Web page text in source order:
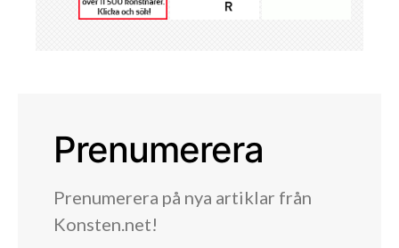
Prenumerera
Prenumerera på nya artiklar från
Konsten.net!